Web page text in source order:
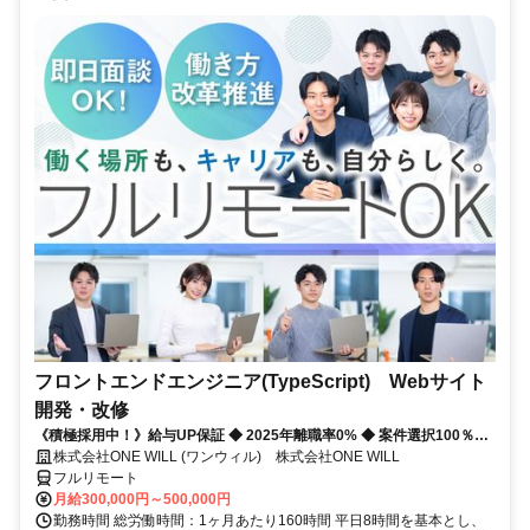
フロントエンドエンジニア(TypeScript) Webサイト
開発・改修
《積極採用中！》給与UP保証 ◆ 2025年離職率0% ◆ 案件選択100％！
◆ 平均残業7時間！
株式会社ONE WILL (ワンウィル) 株式会社ONE WILL
フルリモート
月給300,000円～500,000円
勤務時間 総労働時間：1ヶ月あたり160時間 平日8時間を基本とし、